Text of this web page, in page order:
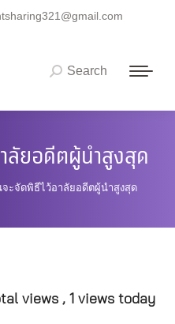
Search:
Search
ลัยอดีตผู้นำสูงสุด
ะจัดพิธีไว้อาลัยอดีตผู้นำสูงสุด
views , 1 views today